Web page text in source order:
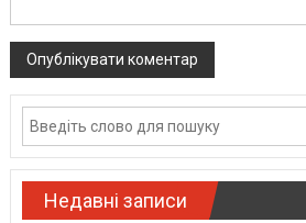
Недавні записи